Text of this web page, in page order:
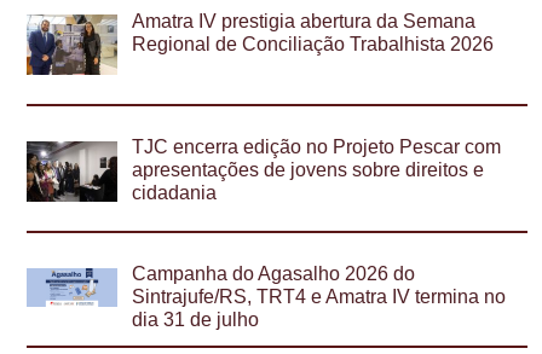
Amatra IV prestigia abertura da Semana
Regional de Conciliação Trabalhista 2026
TJC encerra edição no Projeto Pescar com
apresentações de jovens sobre direitos e
cidadania
Campanha do Agasalho 2026 do
Sintrajufe/RS, TRT4 e Amatra IV termina no
dia 31 de julho